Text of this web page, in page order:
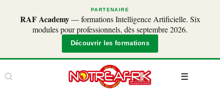
PARTENAIRE
RAF Academy— formations Intelligence Artificielle. Six
modules pour professionnels, dès septembre 2026.
Découvrir les formations